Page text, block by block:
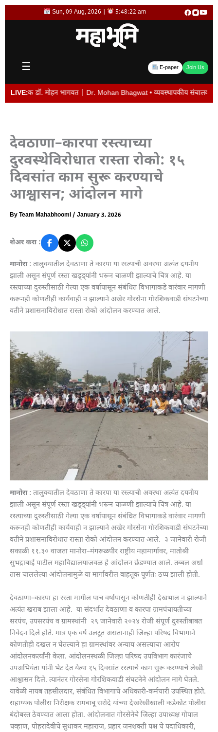
Skip
Sun, 09 Aug, 2026 | 5:48:23 am
☰ E-paper Join Us
LIVE:
मोहन भागवत | Dr. Mohan Bhagwat • व्यवस्थापकीय संचालक विजय देशमुख
देवठाणा–कारपा रस्त्याच्या
दुरवस्थेविरोधात रास्ता रोको: १५
दिवसांत काम सुरू करण्याचे
आश्वासन; आंदोलन मागे
ByTeam Mahabhoomi/ January 3, 2026
शेअर करा :
मानोरा: तालुक्यातील देवठाणा ते कारपा या रस्त्याची अवस्था अत्यंत दयनीय
झाली असून संपूर्ण रस्ता खड्ड्यांनी भरून चाळणी झाल्याचे चित्र आहे. या
रस्त्याच्या दुरुस्तीसाठी गेल्या एक वर्षापासून संबंधित विभागाकडे वारंवार मागणी
करूनही कोणतीही कार्यवाही न झाल्याने अखेर गोरसेना गोरशिकवाडी संघटनेच्या
वतीने प्रशासनाविरोधात रास्ता रोको आंदोलन करण्यात आले.
मानोरा: तालुक्यातील देवठाणा ते कारपा या रस्त्याची अवस्था अत्यंत दयनीय
झाली असून संपूर्ण रस्ता खड्ड्यांनी भरून चाळणी झाल्याचे चित्र आहे. या
रस्त्याच्या दुरुस्तीसाठी गेल्या एक वर्षापासून संबंधित विभागाकडे वारंवार मागणी
करूनही कोणतीही कार्यवाही न झाल्याने अखेर गोरसेना गोरशिकवाडी संघटनेच्या
वतीने प्रशासनाविरोधात रास्ता रोको आंदोलन करण्यात आले. ३ जानेवारी रोजी
सकाळी ११.३० वाजता मानोरा–मंगरूळपीर राष्ट्रीय महामार्गावर, मातोश्री
सुभद्राबाई पाटील महाविद्यालयाजवळ हे आंदोलन छेडण्यात आले. तब्बल अर्धा
तास चाललेल्या आंदोलनामुळे या मार्गावरील वाहतूक पूर्णतः ठप्प झाली होती.
देवठाणा–कारपा हा रस्ता मागील पाच वर्षांपासून कोणतीही देखभाल न झाल्याने
अत्यंत खराब झाला आहे. या संदर्भात देवठाणा व कारपा ग्रामपंचायतीच्या
सरपंच, उपसरपंच व ग्रामस्थांनी २९ जानेवारी २०२४ रोजी संपूर्ण दुरुस्तीबाबत
निवेदन दिले होते. मात्र एक वर्ष उलटूत असतानाही जिल्हा परिषद विभागाने
कोणतीही दखल न घेतल्याने हा ग्रामस्थांवर अन्याय असल्याचा आरोप
आंदोलनकर्त्यांनी केला. आंदोलनस्थळी जिल्हा परिषद उपविभाग कारंजाचे
उपअभियंता यांनी भेट देत येत्या १५ दिवसांत रस्त्याचे काम सुरू करण्याचे लेखी
आश्वासन दिले. त्यानंतर गोरसेना गोरशिकवाडी संघटनेने आंदोलन मागे घेतले.
यावेळी नायब तहसीलदार, संबंधित विभागाचे अधिकारी-कर्मचारी उपस्थित होते.
सहाय्यक पोलीस निरीक्षक रामबाबू सरोदे यांच्या देखरेखीखाली कडेकोट पोलीस
बंदोबस्त ठेवण्यात आला होता. आंदोलनात गोरसेनेचे जिल्हा उपाध्यक्ष गोपाल
चव्हाण, पोहरादेवीचे सुधाकर महाराज, प्रहार जनशक्ती पक्ष चे पदाधिकारी,